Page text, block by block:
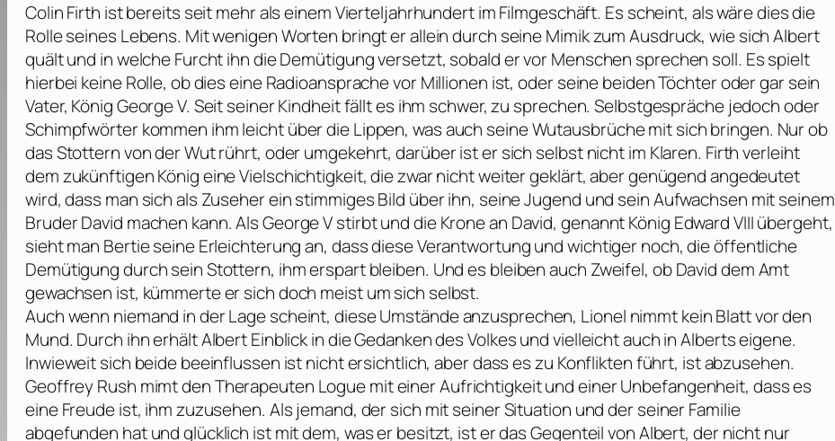
Colin Firth ist bereits seit mehr als einem Vierteljahrhundert im Filmgeschäft. Es scheint, als wäre dies die
Rolle seines Lebens. Mit wenigen Worten bringt er allein durch seine Mimik zum Ausdruck, wie sich Albert
quält und in welche Furcht ihn die Demütigung versetzt, sobald er vor Menschen sprechen soll. Es spielt
hierbei keine Rolle, ob dies eine Radioansprache vor Millionen ist, oder seine beiden Töchter oder gar sein
Vater, König George V. Seit seiner Kindheit fällt es ihm schwer, zu sprechen. Selbstgespräche jedoch oder
Schimpfwörter kommen ihm leicht über die Lippen, was auch seine Wutausbrüche mit sich bringen. Nur ob
das Stottern von der Wut rührt, oder umgekehrt, darüber ist er sich selbst nicht im Klaren. Firthverleiht
dem zukünftigen König eine Vielschichtigkeit, die zwar nicht weiter geklärt, aber genügend angedeutet
wird, dass man sich als Zuseher ein stimmiges Bild über ihn, seine Jugend und sein Aufwachsen mit seinem
Bruder David machen kann. Als George V stirbt und die Krone an David, genannt König Edward VIII übergeht,
sieht man Bertie seine Erleichterung an, dass diese Verantwortung und wichtiger noch, die öffentliche
Demütigung durch sein Stottern, ihm erspart bleiben. Und es bleiben auch Zweifel, ob David dem Amt
gewachsen ist, kümmerte er sich doch meist um sich selbst.
Auch wenn niemand in der Lage scheint, diese Umstände anzusprechen, Lionel nimmt kein Blatt vor den
Mund. Durch ihn erhält Albert Einblick in die Gedanken des Volkes und vielleicht auch in Alberts eigene.
Inwieweit sich beide beeinflussen ist nicht ersichtlich, aber dass es zu Konflikten führt, ist abzusehen.
Geoffrey Rush mimt den Therapeuten Logue mit einer Aufrichtigkeit und einer Unbefangenheit, dass es
eine Freude ist, ihm zuzusehen. Als jemand, der sich mit seiner Situation und der seiner Familie
abgefunden hat und glücklich ist mit dem, was er besitzt, ist er das Gegenteil von Albert, der nicht nur